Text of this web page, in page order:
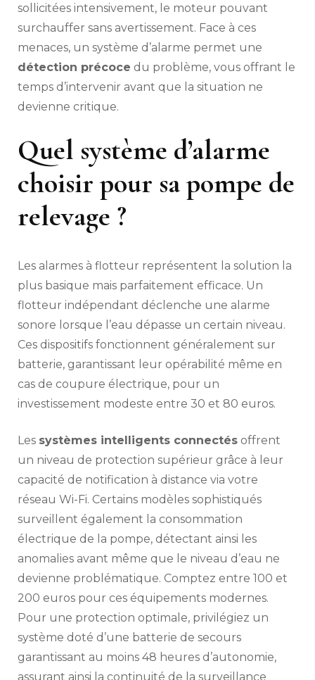
sollicitées intensivement, le moteur pouvant
surchauffer sans avertissement. Face à ces
menaces, un système d’alarme permet une
détection précoce du problème, vous offrant le
temps d’intervenir avant que la situation ne
devienne critique.
Quel système d’alarme
choisir pour sa pompe de
relevage ?
Les alarmes à flotteur représentent la solution la
plus basique mais parfaitement efficace. Un
flotteur indépendant déclenche une alarme
sonore lorsque l’eau dépasse un certain niveau.
Ces dispositifs fonctionnent généralement sur
batterie, garantissant leur opérabilité même en
cas de coupure électrique, pour un
investissement modeste entre 30 et 80 euros.
Les systèmes intelligents connectés offrent
un niveau de protection supérieur grâce à leur
capacité de notification à distance via votre
réseau Wi-Fi. Certains modèles sophistiqués
surveillent également la consommation
électrique de la pompe, détectant ainsi les
anomalies avant même que le niveau d’eau ne
devienne problématique. Comptez entre 100 et
200 euros pour ces équipements modernes.
Pour une protection optimale, privilégiez un
système doté d’une batterie de secours
garantissant au moins 48 heures d’autonomie,
assurant ainsi la continuité de la surveillance